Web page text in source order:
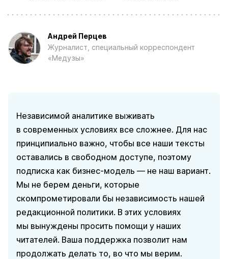
Андрей Перцев
Журналист, специальный корреспондент
«Медузы»
Независимой аналитике выживать
в современных условиях все сложнее. Для нас
принципиально важно, чтобы все наши тексты
оставались в свободном доступе, поэтому
подписка как бизнес-модель — не наш вариант.
Мы не берем деньги, которые
скомпрометировали бы независимость нашей
редакционной политики. В этих условиях
мы вынуждены просить помощи у наших
читателей. Ваша поддержка позволит нам
продолжать делать то, во что мы верим.